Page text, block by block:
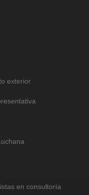
exterior
en consultoría